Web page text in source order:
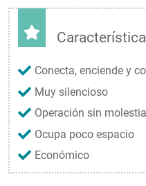
Conecta, enciende y
Muy silencioso
Operación sin
Ocupa poco espacio
Económico